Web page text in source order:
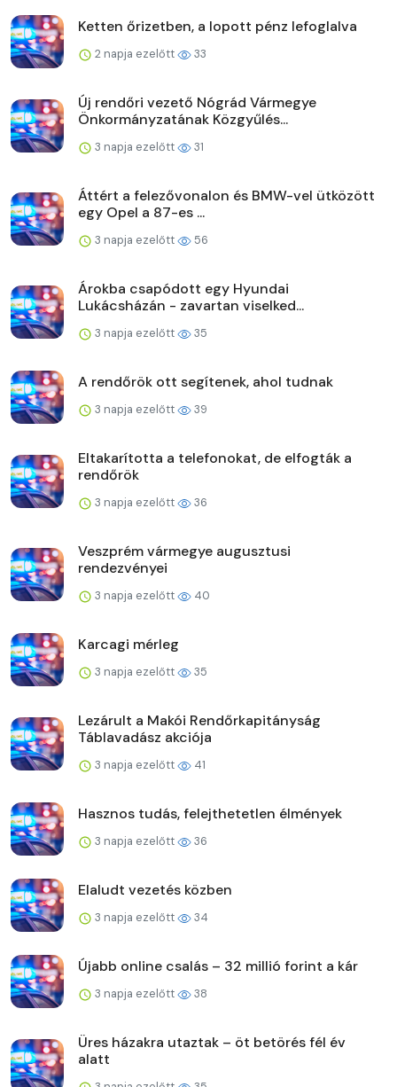
Ketten őrizetben, a lopott pénz lefoglalva
2 napja ezelőtt 33
Új rendőri vezető Nógrád Vármegye
Önkormányzatának Közgyűlés...
3 napja ezelőtt 31
Áttért a felezővonalon és BMW-vel ütközött
egy Opel a 87-es ...
3 napja ezelőtt 56
Árokba csapódott egy Hyundai
Lukácsházán - zavartan viselked...
3 napja ezelőtt 35
A rendőrök ott segítenek, ahol tudnak
3 napja ezelőtt 39
Eltakarította a telefonokat, de elfogták a
rendőrök
3 napja ezelőtt 36
Veszprém vármegye augusztusi
rendezvényei
3 napja ezelőtt 40
Karcagi mérleg
3 napja ezelőtt 35
Lezárult a Makói Rendőrkapitányság
Táblavadász akciója
3 napja ezelőtt 41
Hasznos tudás, felejthetetlen élmények
3 napja ezelőtt 36
Elaludt vezetés közben
3 napja ezelőtt 34
Újabb online csalás – 32 millió forint a kár
3 napja ezelőtt 38
Üres házakra utaztak – öt betörés fél év
alatt